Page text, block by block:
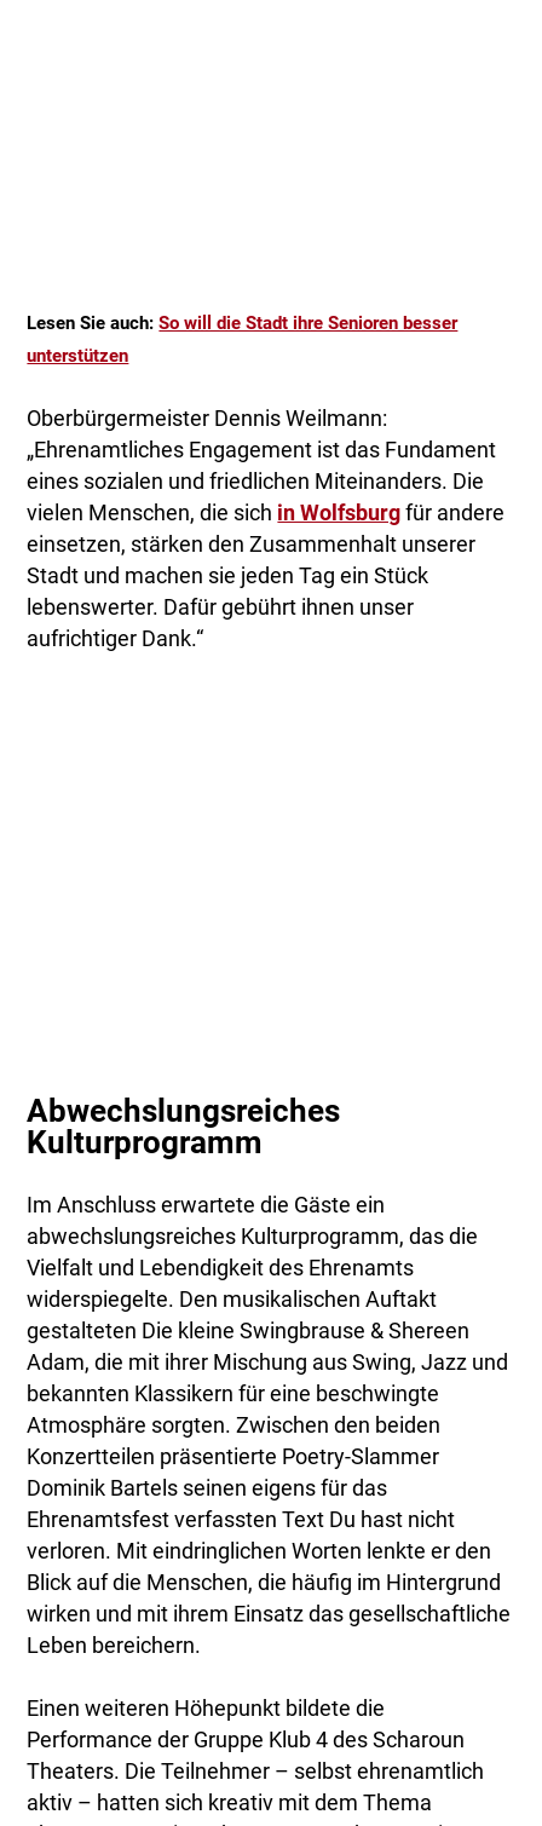
Lesen Sie auch:So will die Stadt ihre Senioren besser
unterstützen
Oberbürgermeister Dennis Weilmann:
„Ehrenamtliches Engagement ist das Fundament
eines sozialen und friedlichen Miteinanders. Die
vielen Menschen, die sich in Wolfsburg für andere
einsetzen, stärken den Zusammenhalt unserer
Stadt und machen sie jeden Tag ein Stück
lebenswerter. Dafür gebührt ihnen unser
aufrichtiger Dank.“
Abwechslungsreiches
Kulturprogramm
Im Anschluss erwartete die Gäste ein
abwechslungsreiches Kulturprogramm, das die
Vielfalt und Lebendigkeit des Ehrenamts
widerspiegelte. Den musikalischen Auftakt
gestalteten Die kleine Swingbrause & Shereen
Adam, die mit ihrer Mischung aus Swing, Jazz und
bekannten Klassikern für eine beschwingte
Atmosphäre sorgten. Zwischen den beiden
Konzertteilen präsentierte Poetry-Slammer
Dominik Bartels seinen eigens für das
Ehrenamtsfest verfassten Text Du hast nicht
verloren. Mit eindringlichen Worten lenkte er den
Blick auf die Menschen, die häufig im Hintergrund
wirken und mit ihrem Einsatz das gesellschaftliche
Leben bereichern.
Einen weiteren Höhepunkt bildete die
Performance der Gruppe Klub 4 des Scharoun
Theaters. Die Teilnehmer – selbst ehrenamtlich
aktiv – hatten sich kreativ mit dem Thema